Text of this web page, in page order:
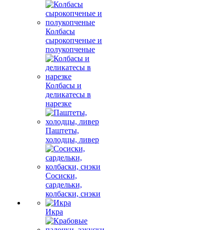
Колбасы
сырокопченые и
полукопченые
Колбасы и
деликатесы в
нарезке
Паштеты,
холодцы, ливер
Сосиски,
сардельки,
колбаски, снэки
Икра